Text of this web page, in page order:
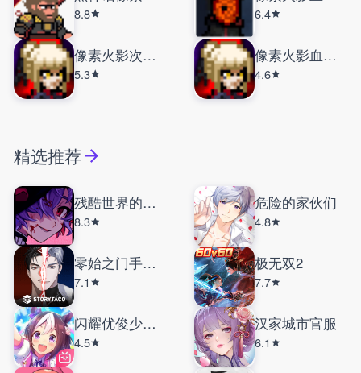
8.8 6.4
像素火影次世代
5.3
像素火影血雾暗部
4.6
精选推荐
残酷世界的拯救之道
8.3
危险的家伙们
4.8
零始之门手机版
7.1
极无双2
7.7
闪耀优俊少女国服
4.5
汉家城市官服
6.1